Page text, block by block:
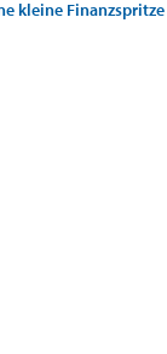
kleine Finanzspritze